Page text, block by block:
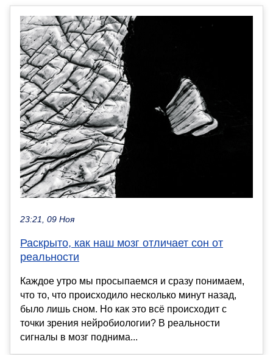
23:21, 09 Ноя
Раскрыто, как наш мозг отличает сон от
реальности
Каждое утро мы просыпаемся и сразу понимаем,
что то, что происходило несколько минут назад,
было лишь сном. Но как это всё происходит с
точки зрения нейробиологии? В реальности
сигналы в мозг поднима...